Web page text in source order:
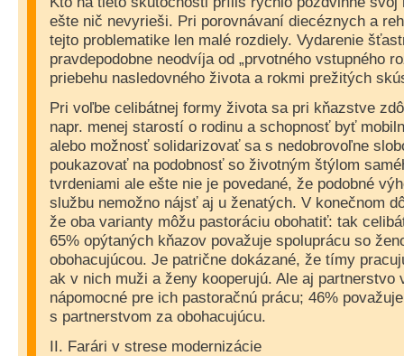
ešte nič nevyrieši. Pri porovnávaní diecéznych a
tejto problematike len malé rozdiely. Vydarenie
pravdepodobne neodvíja od „prvotného vstupného
priebehu nasledovného života a rokmi prežitých
Pri voľbe celibátnej formy života sa pri kňazstve
napr. menej starostí o rodinu a schopnosť byť
alebo možnosť solidarizovať sa s nedobrovoľne
poukazovať na podobnosť so životným štýlom
tvrdeniami ale ešte nie je povedané, že podobné
službu nemožno nájsť aj u ženatých. V konečnom
že oba varianty môžu pastoráciu obohatiť: tak
65% opýtaných kňazov považuje spoluprácu so
obohacujúcou. Je patrične dokázané, že tímy
ak v nich muži a ženy kooperujú. Ale aj partnerstvo
nápomocné pre ich pastoračnú prácu; 46%
s partnerstvom za obohacujúcu.
II. Farári v strese modernizácie